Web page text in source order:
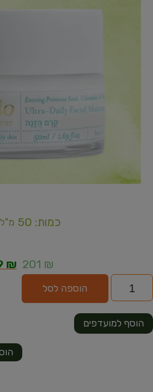
כמות: 50 מ"ל
201 ₪
₪
הוספה לסל
הוסף למועדפים